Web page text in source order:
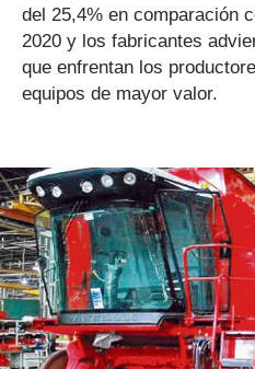
Lechería
Tecnología
Maquinaria agrícola
Clima
Agronegocios
Mercados
del 25,4% en comparación
2020 y los fabricantes
que enfrentan los
equipos de mayor valor.